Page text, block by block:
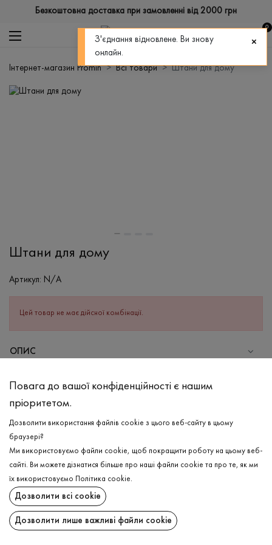
Безкоштовна доставка при замовленні від 2000 грн
0
Інтернет-магазин Promin Всі товари Штани для дому
Штани для дому
Артикул: N/A
Цей товар не має дійсної комбінації.
ОПИС
Бавовна - 80%, Поліестер - 20%
Прання в холодній воді (до 30 ° C)
Відбілювання заборонено
Прасувати при середній температурі
Щадний віджим і сушка
Щадна хімчистка
ДОСТАВКА
ПОВЕРНЕННЯ
Повага до вашої конфіденційності є нашим
пріоритетом.
Дозволити використання файлів cookie з цього веб-сайту в цьому
браузері?
Ми використовуємо файли cookie, щоб покращити роботу на цьому веб-
сайті. Ви можете дізнатися більше про наші файли cookie та про те, як ми
їх використовуємо
Політика cookie.
Дозволити всі cookie
Дозволити лише важливі файли cookie
З'єднання відновлене. Ви знову
онлайн.